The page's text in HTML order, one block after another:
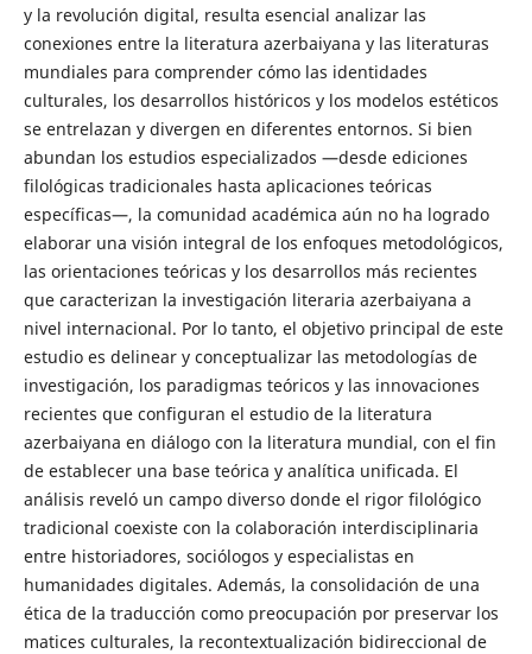
y la revolución digital, resulta esencial analizar las
conexiones entre la literatura azerbaiyana y las literaturas
mundiales para comprender cómo las identidades
culturales, los desarrollos históricos y los modelos estéticos
se entrelazan y divergen en diferentes entornos. Si bien
abundan los estudios especializados —desde ediciones
filológicas tradicionales hasta aplicaciones teóricas
específicas—, la comunidad académica aún no ha logrado
elaborar una visión integral de los enfoques metodológicos,
las orientaciones teóricas y los desarrollos más recientes
que caracterizan la investigación literaria azerbaiyana a
nivel internacional. Por lo tanto, el objetivo principal de este
estudio es delinear y conceptualizar las metodologías de
investigación, los paradigmas teóricos y las innovaciones
recientes que configuran el estudio de la literatura
azerbaiyana en diálogo con la literatura mundial, con el fin
de establecer una base teórica y analítica unificada. El
análisis reveló un campo diverso donde el rigor filológico
tradicional coexiste con la colaboración interdisciplinaria
entre historiadores, sociólogos y especialistas en
humanidades digitales. Además, la consolidación de una
ética de la traducción como preocupación por preservar los
matices culturales, la recontextualización bidireccional de